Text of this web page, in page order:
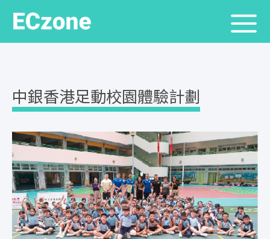
中銀香港足動校園體驗計劃